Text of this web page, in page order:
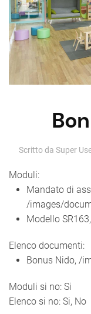
Scritto da Super
Moduli:
Mandato di
/images/
Modello
Elenco documenti:
Bonus Nido, /
Moduli si no: Si
Elenco si no: Si, No